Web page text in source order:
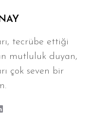
tecrübe ettiği
mutluluk duyan,
çok seven bir